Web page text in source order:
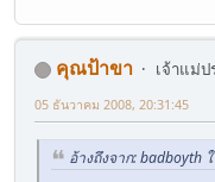
คุณป้าขา เจ้าแม่ป
05 ธันวาคม 2008, 20:31:45
อ้างถึงจาก: badboyth